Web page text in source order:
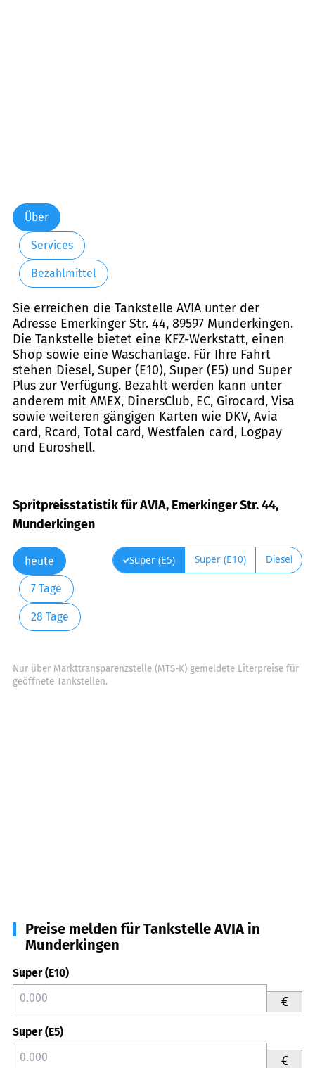
Über
Services
Bezahlmittel
Sie erreichen die Tankstelle AVIA unter der
Adresse Emerkinger Str. 44, 89597 Munderkingen.
Die Tankstelle bietet eine KFZ-Werkstatt, einen
Shop sowie eine Waschanlage. Für Ihre Fahrt
stehen Diesel, Super (E10), Super (E5) und Super
Plus zur Verfügung. Bezahlt werden kann unter
anderem mit AMEX, DinersClub, EC, Girocard, Visa
sowie weiteren gängigen Karten wie DKV, Avia
card, Rcard, Total card, Westfalen card, Logpay
und Euroshell.
Spritpreisstatistik für AVIA, Emerkinger Str. 44,
Munderkingen
heute
7 Tage
28 Tage
Super (E5) Super (E10) Diesel
Nur über Markttransparenzstelle (MTS-K) gemeldete Literpreise für
geöffnete Tankstellen.
Preise melden für Tankstelle AVIA in
Munderkingen
Super (E10)
€
Super (E5)
€